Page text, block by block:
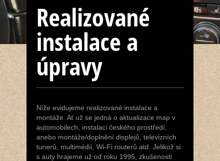
Navigace
Kódování
Sledování
Bazar
JJ & Fresh
Realizované
instalace a
úpravy
Níže evidujeme realizované instalace a
montáže. Ať už se jedná o aktualizace map v
automobilech, instalaci českého prostředí,
anebo montáže/doplnění displejů, televizních
tunerů, multimédií, Wi-Fi routerů atd. Jelikož si
s auty hrajeme už od roku 1995, zkušenosti